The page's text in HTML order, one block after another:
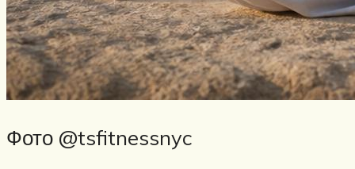
Фото @tsfitnessnyc